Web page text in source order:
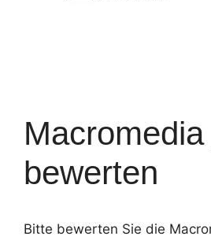
bewerten
Bitte bewerten Sie die